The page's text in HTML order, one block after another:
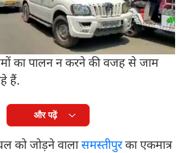
गई. इस घटनाक्रम का वीडियो अब
हो रहा है. लोग तरह-तरह के
ट्रैफिक व्यवस्था पर सवाल उठा रहे हैं
का पालन न करने की वजह से जाम
हैं.
और पढ़ें
को जोड़ने वालासमस्तीपुरका एकमात्र